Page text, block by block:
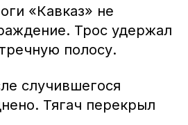
«Кавказ» не
Трос удержал
полосу.
случившегося
Тягач перекрыл